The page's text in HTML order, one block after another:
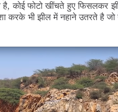
कोई फोटो खींचते हुए फिसलकर
भी झील में नहाने उतरते है जो